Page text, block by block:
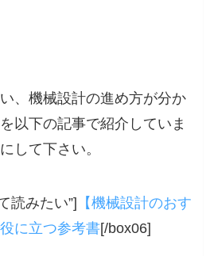
、機械設計の進め方が分か
以下の記事で紹介していま
して下さい。
読みたい”]
【機械設計のおす
に立つ参考書[/box06]